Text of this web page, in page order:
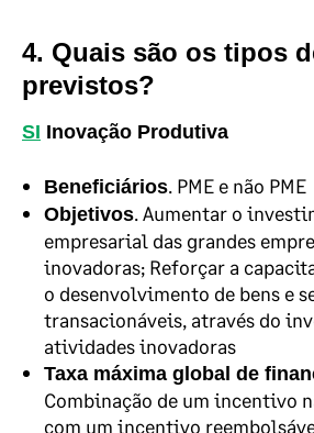
4. Quais são os tipos
previstos?
SI Inovação Produtiva
Beneficiários. PME e não PME
Objetivos. Aumentar o
empresarial das grandes
inovadoras; Reforçar a
o desenvolvimento de bens e
transacionáveis, através do
atividades inovadoras
Taxa máxima global de
Combinação de um incentivo
com um incentivo